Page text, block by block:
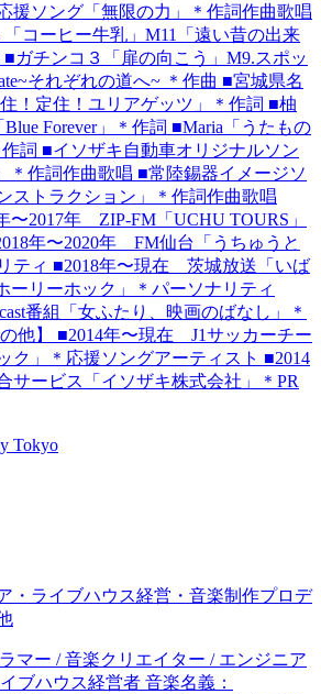
援ソング「無限の力」＊作詞作曲歌唱
「コーヒー牛乳」M11「遠い昔の出来
ガチンコ３「扉の向こう」M9.スポッ
それぞれの道へ~ ＊作曲 ■宮城県名
！定住！ユリアゲッツ」＊作詞 ■柚
Forever」＊作詞 ■Maria「うたもの
詞 ■イソザキ自動車オリジナルソン
＊作詞作曲歌唱 ■常陸錫器イメージソ
ストラクション」＊作詞作曲歌唱
〜2017年 ZIP-FM「UCHU TOURS」
年〜2020年 FM仙台「うちゅうと
ティ ■2018年〜現在 茨城放送「いば
ーリーホック」＊パーソナリティ
番組「女ふたり、映画のばなし」＊
他】 ■2014年〜現在 J1サッカーチー
ク」＊応援ソングアーティスト ■2014
ービス「イソザキ株式会社」＊PR
Tokyo
・ライブハウス経営・音楽制作プロデ
マー / 音楽クリエイター / エンジニア
ブハウス経営者 音楽名義：